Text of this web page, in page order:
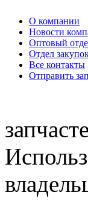
О компании
Новости
Оптовый
Отдел
Все контакты
Отправить